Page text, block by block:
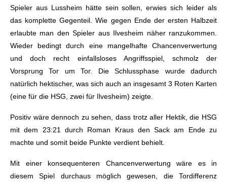
Spieler aus Lussheim hätte sein sollen, erwies sich leider als
das komplette Gegenteil. Wie gegen Ende der ersten Halbzeit
erlaubte man den Spieler aus Ilvesheim näher ranzukommen.
Wieder bedingt durch eine mangelhafte Chancenverwertung
und doch recht einfallsloses Angriffsspiel, schmolz der
Vorsprung Tor um Tor. Die Schlussphase wurde dadurch
natürlich hektischer, was sich auch an insgesamt 3 Roten Karten
(eine für die HSG, zwei für Ilvesheim) zeigte.
Positiv wäre dennoch zu sehen, dass trotz aller Hektik, die HSG
mit dem 23:21 durch Roman Kraus den Sack am Ende zu
machte und somit beide Punkte verdient behielt.
Mit einer konsequenteren Chancenverwertung wäre es in
diesem Spiel durchaus möglich gewesen, die Tordifferenz